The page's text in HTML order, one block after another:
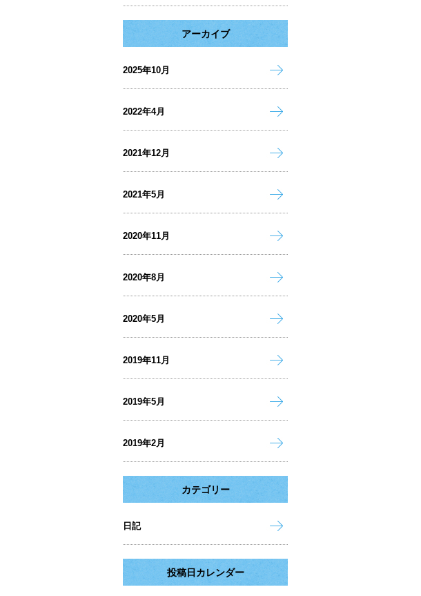
アーカイブ
2025年10月
2022年4月
2021年12月
2021年5月
2020年11月
2020年8月
2020年5月
2019年11月
2019年5月
2019年2月
カテゴリー
日記
投稿日カレンダー